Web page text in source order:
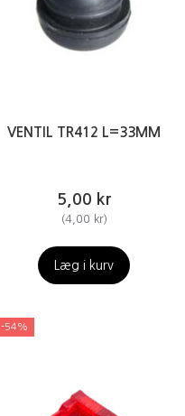
VENTIL TR412 L=33MM
5,00 kr
(4,00 kr)
Læg i kurv
-54%